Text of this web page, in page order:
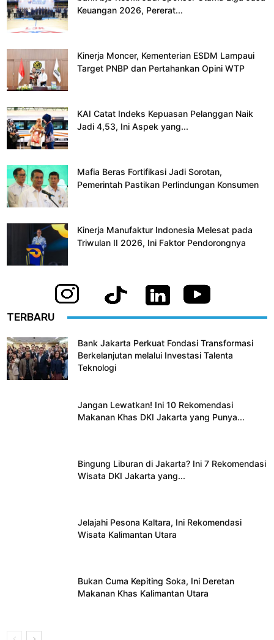
Keuangan 2026, Pererat...
Kinerja Moncer, Kementerian ESDM Lampaui
Target PNBP dan Pertahankan Opini WTP
KAI Catat Indeks Kepuasan Pelanggan Naik
Jadi 4,53, Ini Aspek yang...
Mafia Beras Fortifikasi Jadi Sorotan,
Pemerintah Pastikan Perlindungan Konsumen
Kinerja Manufaktur Indonesia Melesat pada
Triwulan II 2026, Ini Faktor Pendorongnya
TERBARU
Bank Jakarta Perkuat Fondasi Transformasi
Berkelanjutan melalui Investasi Talenta
Teknologi
Jangan Lewatkan! Ini 10 Rekomendasi
Makanan Khas DKI Jakarta yang Punya...
Bingung Liburan di Jakarta? Ini 7 Rekomendasi
Wisata DKI Jakarta yang...
Jelajahi Pesona Kaltara, Ini Rekomendasi
Wisata Kalimantan Utara
Bukan Cuma Kepiting Soka, Ini Deretan
Makanan Khas Kalimantan Utara